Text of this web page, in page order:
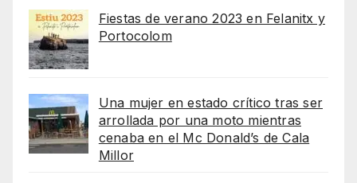
Fiestas de verano 2023 en Felanitx y
Portocolom
Una mujer en estado crítico tras ser
arrollada por una moto mientras
cenaba en el Mc Donald’s de Cala
Millor